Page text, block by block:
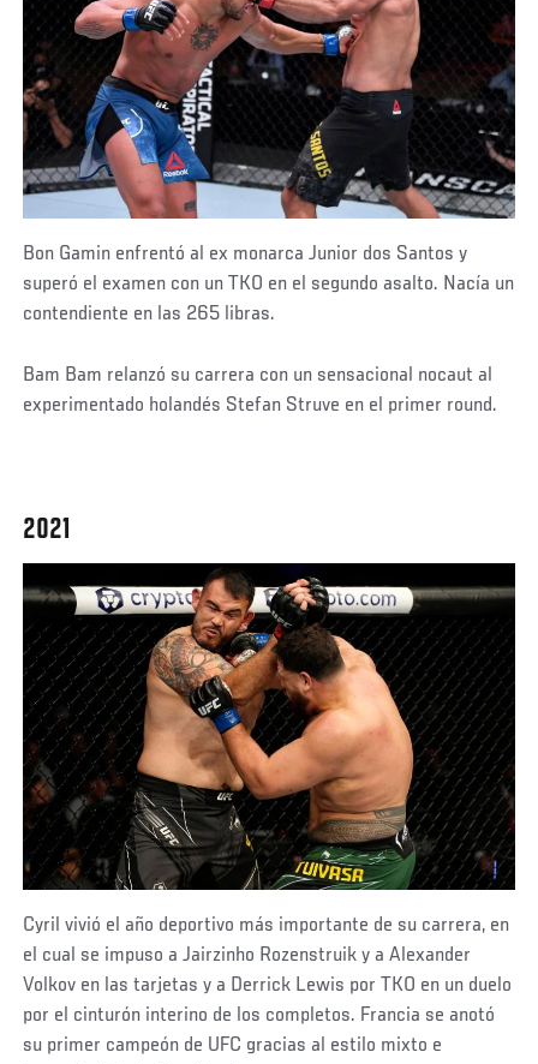
Bon Gamin enfrentó al ex monarca Junior dos Santos y
superó el examen con un TKO en el segundo asalto. Nacía un
contendiente en las 265 libras.
Bam Bam relanzó su carrera con un sensacional nocaut al
experimentado holandés Stefan Struve en el primer round.
2021
Cyril vivió el año deportivo más importante de su carrera, en
el cual se impuso a Jairzinho Rozenstruik y a Alexander
Volkov en las tarjetas y a Derrick Lewis por TKO en un duelo
por el cinturón interino de los completos. Francia se anotó
su primer campeón de UFC gracias al estilo mixto e